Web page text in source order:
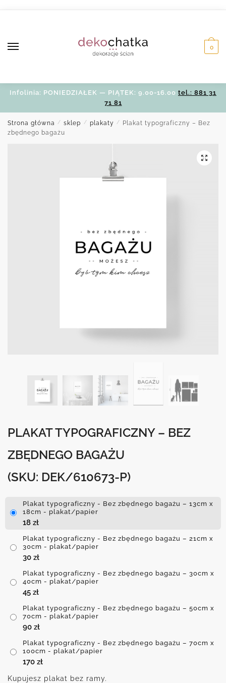
0
Infolinia: PONIEDZIAŁEK — PIĄTEK: 9.00-16.00 tel.: 881 31
71 81
Strona główna / sklep / plakaty /
Plakat typograficzny – Bez
zbędnego bagażu
PLAKAT TYPOGRAFICZNY – BEZ
ZBĘDNEGO BAGAŻU
(SKU: DEK/610673-P)
Plakat typograficzny - Bez zbędnego bagażu – 13cm x
18cm - plakat/papier
18 zł
Plakat typograficzny - Bez zbędnego bagażu – 21cm x
30cm - plakat/papier
30 zł
Plakat typograficzny - Bez zbędnego bagażu – 30cm x
40cm - plakat/papier
45 zł
Plakat typograficzny - Bez zbędnego bagażu – 50cm x
70cm - plakat/papier
90 zł
Plakat typograficzny - Bez zbędnego bagażu – 70cm x
100cm - plakat/papier
170 zł
Kupujesz plakat bez ramy.